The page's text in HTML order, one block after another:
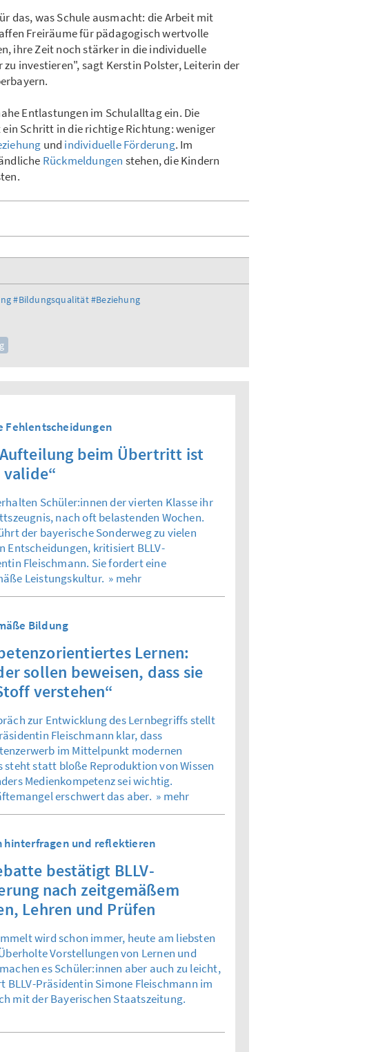
das, was Schule ausmacht: die Arbeit mit
Freiräume für pädagogisch wertvolle
ihre Zeit noch stärker in die individuelle
investieren", sagt Kerstin Polster, Leiterin der
Entlastungen im Schulalltag ein. Die
Schritt in die richtige Richtung: weniger
und individuelle Förderung. Im
Rückmeldungen stehen, die Kindern
#Bildungsqualität#Beziehung
Fehlentscheidungen
beim Übertritt ist
Schüler:innen der vierten Klasse ihr
nach oft belastenden Wochen.
der bayerische Sonderweg zu vielen
Entscheidungen, kritisiert BLLV-
Fleischmann. Sie fordert eine
Leistungskultur. » mehr
Bildung
Lernen:
sollen beweisen, dass sie
verstehen“
zur Entwicklung des Lernbegriffs stellt
Fleischmann klar, dass
im Mittelpunkt modernen
steht statt bloße Reproduktion von Wissen
Medienkompetenz sei wichtig.
erschwert das aber. » mehr
hinterfragen und reflektieren
bestätigt BLLV-
nach zeitgemäßem
Lehren und Prüfen
wird schon immer, heute am liebsten
Vorstellungen von Lernen und
es Schüler:innen aber auch zu leicht,
BLLV-Präsidentin Simone Fleischmann im
mit der Bayerischen Staatszeitung.